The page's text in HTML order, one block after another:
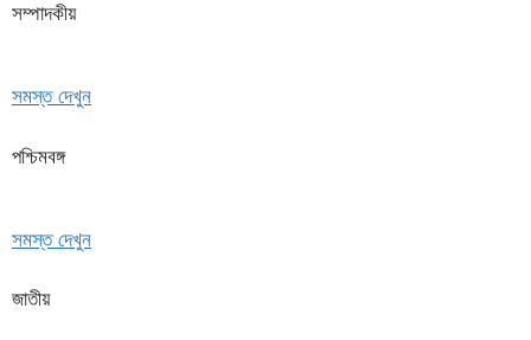
সম্পাদকীয়
সমস্ত দেখুন
পশ্চিমবঙ্গ
সমস্ত দেখুন
জাতীয়